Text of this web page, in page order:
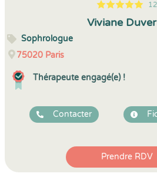
5
1
5
12
Viviane
Sophrologue
75020 Paris
Thérapeute engagé(e) !
Contacter
Prendre RDV